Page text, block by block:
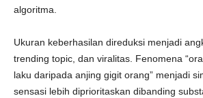
algoritma.
Ukuran keberhasilan direduksi menjadi
trending topic, dan viralitas. Fenomena
laku daripada anjing gigit orang” menjadi
sensasi lebih diprioritaskan dibanding